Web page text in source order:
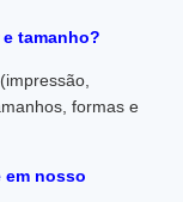
tamanho?
formas e
em nosso